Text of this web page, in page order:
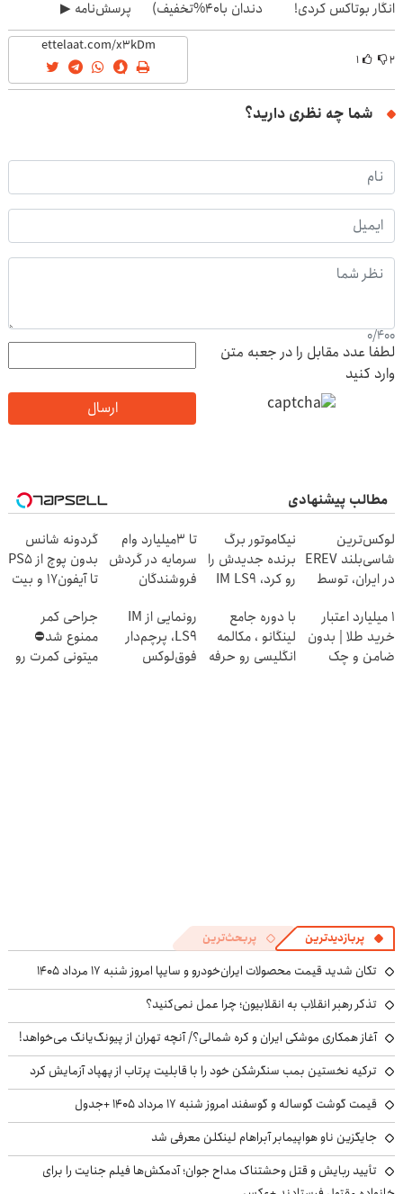
انگار بوتاکس کردی!
(تخفیف ویژه)
دندان با40%تخفیف) پرسش‌نامه ▶
۲ ۱
شما چه نظری دارید؟
0/400
لطفا عدد مقابل را در جعبه متن
وارد کنید
ارسال
مطالب پیشنهادی
لوکس‌ترین
شاسی‌بلند EREV
در ایران، توسط
رونمایی شد!
نیکاموتور برگ
برنده جدیدش را
رو کرد، IM LS9
ایران شد
تا 3میلیارد وام
سرمایه در گردش
فروشندگان
گردونه شانس
بدون پوچ از PS5
تا آیفون17 و بیت
۱ میلیارد اعتبار
خرید طلا | بدون
ضامن و چک
با دوره جامع
لینگانو ، مکالمه
انگلیسی رو حرفه
رونمایی از IM
LS9، پرچم‌دار
فوق‌لوکس
جراحی کمر
ممنوع شد⛔
میتونی کمرت رو
پربازدیدترین پربحث‌ترین
تکان شدید قیمت محصولات ایران‌خودرو و سایپا امروز شنبه ۱۷ مرداد ۱۴۰۵
تذکر رهبر انقلاب به انقلابیون؛ چرا عمل نمی‌کنید؟
آغاز همکاری موشکی ایران و کره شمالی؟/ آنچه تهران از پیونگ‌یانگ می‌خواهد!
ترکیه نخستین بمب سنگرشکن خود را با قابلیت پرتاب از پهپاد آزمایش کرد
قیمت گوشت گوساله و گوسفند امروز شنبه ۱۷ مرداد ۱۴۰۵ +جدول
جایگزین ناو هواپیمابر آبراهام لینکلن معرفی شد
تأیید ربایش و قتل وحشتناک مداح جوان؛ آدمکش‌ها فیلم جنایت را برای